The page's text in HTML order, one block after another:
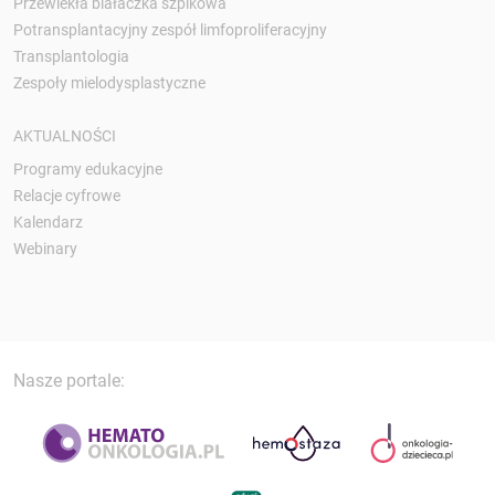
Przewlekła białaczka szpikowa
Potransplantacyjny zespół limfoproliferacyjny
Transplantologia
Zespoły mielodysplastyczne
AKTUALNOŚCI
Programy edukacyjne
Relacje cyfrowe
Kalendarz
Webinary
Nasze portale: